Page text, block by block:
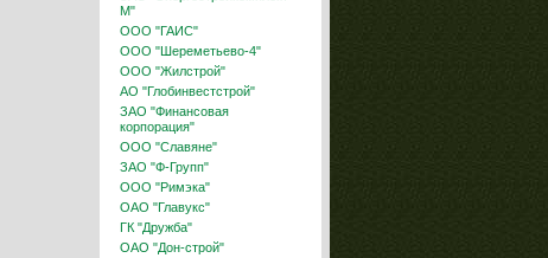
М"
ООО "ГАИС"
ООО "Шереметьево-4"
ООО "Жилстрой"
АО "Глобинвестстрой"
ЗАО "Финансовая
корпорация"
ООО "Славяне"
ЗАО "Ф-Групп"
ООО "Римэка"
ОАО "Главукс"
ГК "Дружба"
ОАО "Дон-строй"